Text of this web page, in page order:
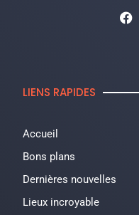
LIENS RAPIDES
Accueil
Bons plans
Dernières nouvelles
Lieux incroyable